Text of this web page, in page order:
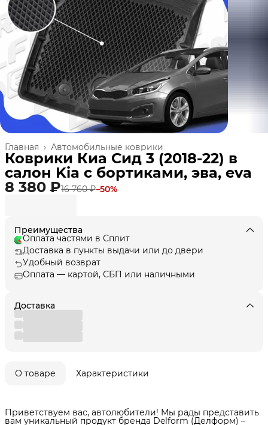
Автомобильные коврики
Главная ›
Коврики Киа Сид 3 (2018-22) в
салон Kia с бортиками, эва, eva
8 380 ₽16 760 ₽−50%
Преимущества
Оплата частями в Сплит
Доставка в пункты выдачи или до двери
Удобный возврат
Оплата — картой, СБП или наличными
Доставка
О товаре Характеристики
Приветствуем вас, автолюбители! Мы рады представить
вам уникальный продукт бренда Delform (Делформ) –